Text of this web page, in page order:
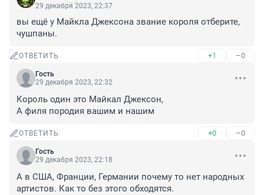
29 декабря 2023, 22:37
вы ещё у Майкла Джексона звание короля отберите,
чушпаны.
ОТВЕТИТЬ +1 –0
Гость
29 декабря 2023, 22:32
Король один это Майкал Джексон,
А филя породия вашим и нашим
ОТВЕТИТЬ +0 –0
Гость
29 декабря 2023, 22:18
А в США, Франции, Германии почему то нет народных
артистов. Как то без этого обходятся.